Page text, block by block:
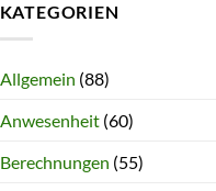
KATEGORIEN
Allgemein (88)
Anwesenheit(60)
Berechnungen (55)